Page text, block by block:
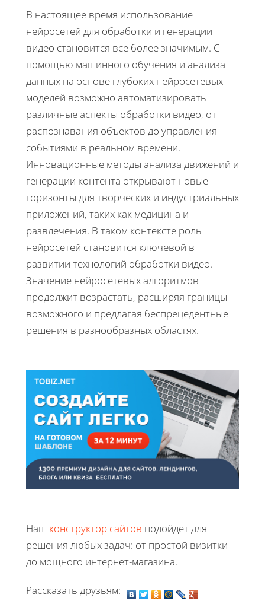
В настоящее время использование
нейросетей для обработки и генерации
видео становится все более значимым. С
помощью машинного обучения и анализа
данных на основе глубоких нейросетевых
моделей возможно автоматизировать
различные аспекты обработки видео, от
распознавания объектов до управления
событиями в реальном времени.
Инновационные методы анализа движений и
генерации контента открывают новые
горизонты для творческих и индустриальных
приложений, таких как медицина и
развлечения. В таком контексте роль
нейросетей становится ключевой в
развитии технологий обработки видео.
Значение нейросетевых алгоритмов
продолжит возрастать, расширяя границы
возможного и предлагая беспрецедентные
решения в разнообразных областях.
Наш конструктор сайтов подойдет для
решения любых задач: от простой визитки
до мощного интернет-магазина.
Рассказать друзьям: